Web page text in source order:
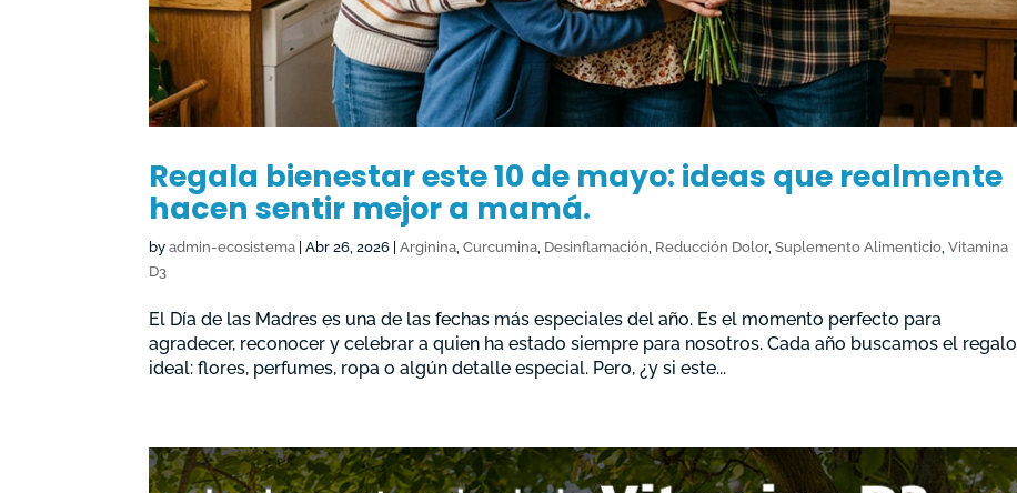
Regala bienestar este 10 de mayo: ideas que realmente
hacen sentir mejor a mamá.
byadmin-ecosistema |Abr 26, 2026 |Arginina ,Curcumina Desinflamación Reducción Dolor,Suplemento Alimenticio ,Vitamina
D3
El Día de las Madres es una de las fechas más especiales del año. Es el momento perfecto para
agradecer, reconocer y celebrar a quien ha estado siempre para nosotros. Cada año buscamos el regalo
ideal: flores, perfumes, ropa o algún detalle especial. Pero, ¿y si este...